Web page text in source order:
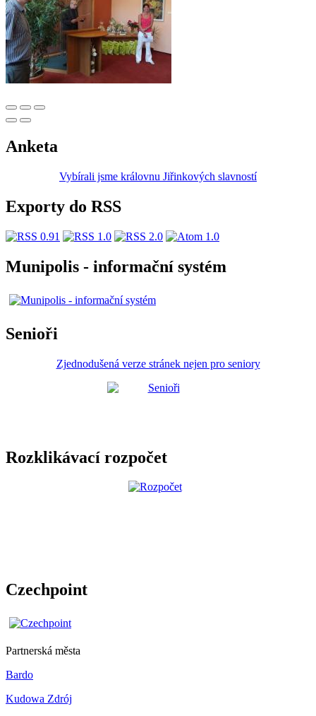
Anketa
Vybírali jsme královnu Jiřinkových slavností
Exporty do RSS
Munipolis - informační systém
Senioři
Zjednodušená verze stránek nejen pro seniory
Rozklikávací rozpočet
Czechpoint
Partnerská města
Bardo
Kudowa Zdrój